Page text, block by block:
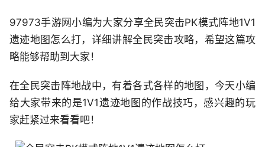
97973手游网小编为大家分享全民突击PK模式阵地1V1
遗迹地图怎么打，详细讲解全民突击攻略，希望这篇攻
略能够帮助到大家！
在全民突击阵地战中，有着各式各样的地图，今天小编
给大家带来的是1V1遗迹地图的作战技巧，感兴趣的玩
家赶紧过来看看吧！